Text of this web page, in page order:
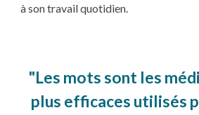
à son travail quotidien.
"Les mots sont les
plus efficaces utilisés